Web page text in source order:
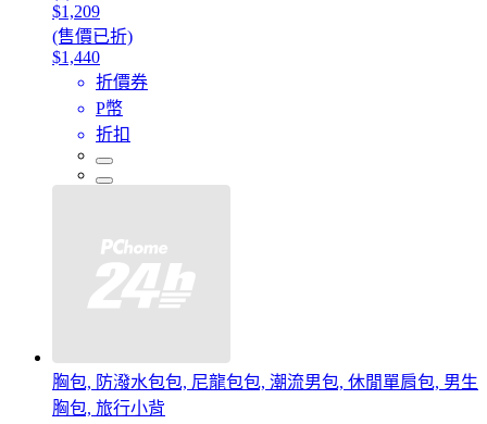
$1,209
(售價已折)
$1,440
折價券
P幣
折扣
胸包, 防潑水包包, 尼龍包包, 潮流男包, 休閒單肩包, 男生
胸包, 旅行小背